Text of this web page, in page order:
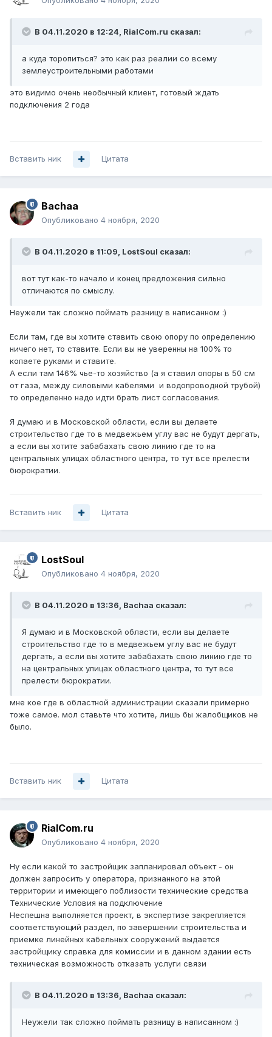
В 04.11.2020 в 12:24, RialCom.ru сказал:
а куда торопиться? это как раз реалии со всему
землеустроительными работами
это видимо очень необычный клиент, готовый ждать
подключения 2 года
Вставить ник Цитата
Bachaa
Опубликовано 4 ноября, 2020
В 04.11.2020 в 11:09, LostSoul сказал:
вот тут как-то начало и конец предложения сильно
отличаются по смыслу.
Неужели так сложно поймать разницу в написанном :)
Если там, где вы хотите ставить свою опору по определению
ничего нет, то ставите. Если вы не уверенны на 100% то
копаете руками и ставите.
А если там 146% чье-то хозяйство (а я ставил опоры в 50 см
от газа, между силовыми кабелями и водопроводной трубой)
то определенно надо идти брать лист согласования.
Я думаю и в Московской области, если вы делаете
строительство где то в медвежьем углу вас не будут дергать,
а если вы хотите забабахать свою линию где то на
центральных улицах областного центра, то тут все прелести
бюрократии.
Вставить ник Цитата
LostSoul
Опубликовано 4 ноября, 2020
В 04.11.2020 в 13:36, Bachaa сказал:
Я думаю и в Московской области, если вы делаете
строительство где то в медвежьем углу вас не будут
дергать, а если вы хотите забабахать свою линию где то
на центральных улицах областного центра, то тут все
прелести бюрократии.
мне кое где в областной администрации сказали примерно
тоже самое. мол ставьте что хотите, лишь бы жалобщиков не
было.
Вставить ник Цитата
RialCom.ru
Опубликовано 4 ноября, 2020
Ну если какой то застройщик запланировал объект - он
должен запросить у оператора, признанного на этой
территории и имеющего поблизости технические средства
Технические Условия на подключение
Неспешна выполняется проект, в экспертизе закрепляется
соответствующий раздел, по завершении строительства и
приемке линейных кабельных сооружений выдается
застройщику справка для комиссии и в данном здании есть
техническая возможность отказать услуги связи
В 04.11.2020 в 13:36, Bachaa сказал:
Неужели так сложно поймать разницу в написанном :)